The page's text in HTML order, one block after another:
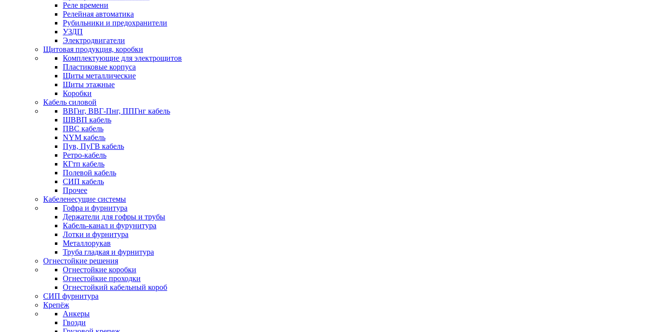
Реле времени
Релейная автоматика
Рубильники и предохранители
УЗДП
Электродвигатели
Щитовая продукция, коробки
Комплектующие для электрощитов
Пластиковые корпуса
Щиты металлические
Щиты этажные
Коробки
Кабель силовой
ВВГнг, ВВГ-Пнг, ППГнг кабель
ШВВП кабель
ПВС кабель
NYM кабель
Пув, ПуГВ кабель
Ретро-кабель
КГтп кабель
Полевой кабель
СИП кабель
Прочее
Кабеленесущие системы
Гофра и фурнитура
Держатели для гофры и трубы
Кабель-канал и фурунитура
Лотки и фурнитура
Металлорукав
Труба гладкая и фурнитура
Огнестойкие решения
Огнестойкие коробки
Огнестойкие проходки
Огнестойкий кабельный короб
СИП фурнитура
Крепёж
Анкеры
Гвозди